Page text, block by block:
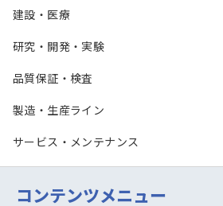
建設・医療
研究・開発・実験
品質保証・検査
製造・生産ライン
サービス・メンテナンス
コンテンツメニュー